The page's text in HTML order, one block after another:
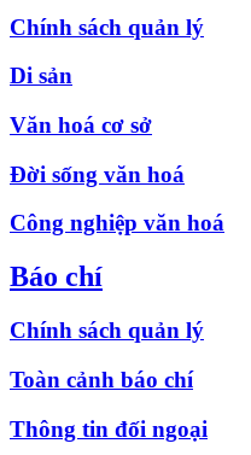
Chính sách quản lý
Di sản
Văn hoá cơ sở
Đời sống văn hoá
Công nghiệp văn hoá
Báo chí
Chính sách quản lý
Toàn cảnh báo chí
Thông tin đối ngoại